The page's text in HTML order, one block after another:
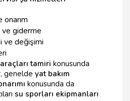
onarım
giderme
ve değişimi
tamiri konusunda
genelde yat bakım
konusunda da
su sporları ekipmanları